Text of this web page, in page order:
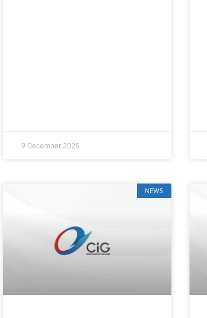
9 December 2025
NEWS